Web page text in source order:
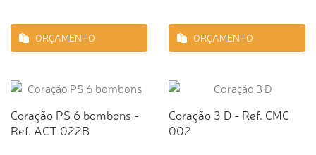
ORÇAMENTO ORÇAMENTO
Coração PS 6 bombons -
Ref. ACT 022B
Coração 3 D - Ref. CMC
002